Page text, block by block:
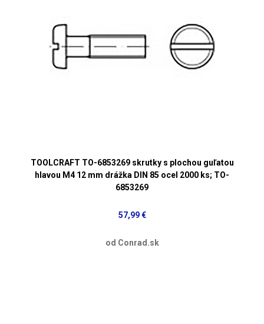
TOOLCRAFT TO-6853269 skrutky s plochou guľatou
hlavou M4 12 mm drážka DIN 85 ocel 2000 ks; TO-
6853269
57,99 €
od Conrad.sk